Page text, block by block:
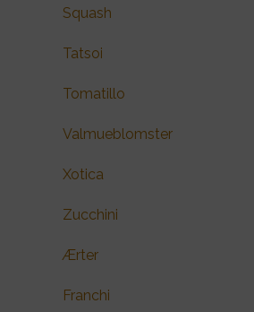
Squash
Tatsoi
Tomatillo
Valmueblomster
Xotica
Zucchini
Ærter
Franchi